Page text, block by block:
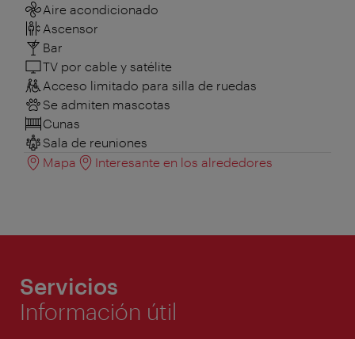
Aire acondicionado
Ascensor
Bar
TV por cable y satélite
Acceso limitado para silla de ruedas
Se admiten mascotas
Cunas
Sala de reuniones
Mapa
Interesante en los alrededores
Servicios
Información útil